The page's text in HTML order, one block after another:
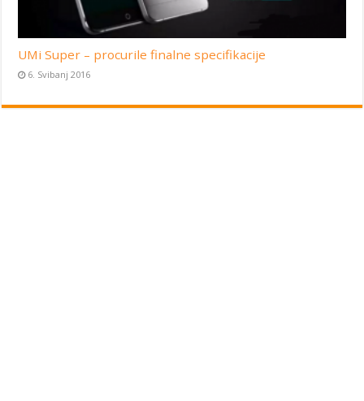
UMi Super – procurile finalne specifikacije
6. Svibanj 2016